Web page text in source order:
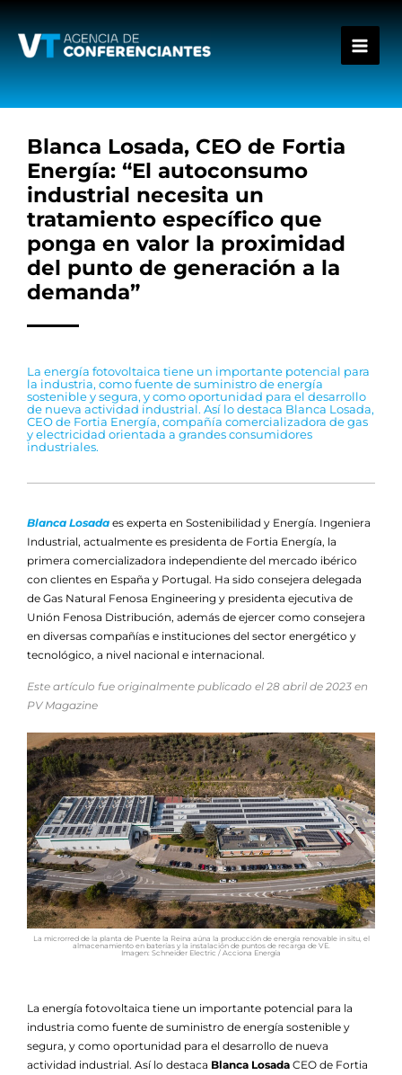
contenido
Blanca Losada, CEO de Fortia
Energía: “El autoconsumo
industrial necesita un
tratamiento específico que
ponga en valor la proximidad
del punto de generación a la
demanda”
La energía fotovoltaica tiene un importante potencial para
la industria, como fuente de suministro de energía
sostenible y segura, y como oportunidad para el desarrollo
de nueva actividad industrial. Así lo destaca Blanca Losada,
CEO de Fortia Energía, compañía comercializadora de gas
y electricidad orientada a grandes consumidores
industriales.
Blanca Losada es experta en Sostenibilidad y Energía. Ingeniera
Industrial, actualmente es presidenta de Fortia Energía, la
primera comercializadora independiente del mercado ibérico
con clientes en España y Portugal. Ha sido consejera delegada
de Gas Natural Fenosa Engineering y presidenta ejecutiva de
Unión Fenosa Distribución, además de ejercer como consejera
en diversas compañías e instituciones del sector energético y
tecnológico, a nivel nacional e internacional.
Este artículo fue originalmente publicado el 28 abril de 2023 en
PV Magazine
La microrred de la planta de Puente la Reina aúna la producción de energía renovable in situ, el
almacenamiento en baterías y la instalación de puntos de recarga de VE.
Imagen: Schneider Electric / Acciona Energía
La energía fotovoltaica tiene un importante potencial para la
industria como fuente de suministro de energía sostenible y
segura, y como oportunidad para el desarrollo de nueva
actividad industrial. Así lo destaca Blanca Losada CEO de Fortia